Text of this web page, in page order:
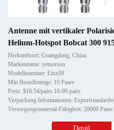
Antenne mit vertikaler
Helium-Hotspot Bobcat 300
Herkunftsort: Guangdong, China
Markenname: yetnorson
Modellnummer: Einx09
Min Bestellmenge: 10 Paare
Preis: $16.54/pairs 10-99 pairs
Verpackung Informationen:
Detail